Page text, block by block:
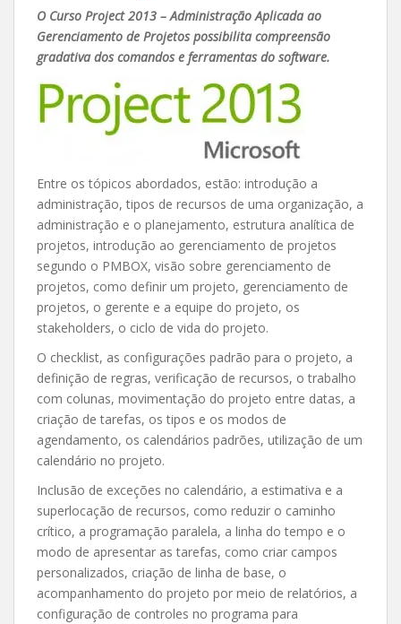
O Curso Project 2013 – Administração Aplicada ao
Gerenciamento de Projetos possibilita compreensão
gradativa dos comandos e ferramentas do software.
Entre os tópicos abordados, estão: introdução a
administração, tipos de recursos de uma organização, a
administração e o planejamento, estrutura analítica de
projetos, introdução ao gerenciamento de projetos
segundo o PMBOX, visão sobre gerenciamento de
projetos, como definir um projeto, gerenciamento de
projetos, o gerente e a equipe do projeto, os
stakeholders, o ciclo de vida do projeto.
O checklist, as configurações padrão para o projeto, a
definição de regras, verificação de recursos, o trabalho
com colunas, movimentação do projeto entre datas, a
criação de tarefas, os tipos e os modos de
agendamento, os calendários padrões, utilização de um
calendário no projeto.
Inclusão de exceções no calendário, a estimativa e a
superlocação de recursos, como reduzir o caminho
crítico, a programação paralela, a linha do tempo e o
modo de apresentar as tarefas, como criar campos
personalizados, criação de linha de base, o
acompanhamento do projeto por meio de relatórios, a
configuração de controles no programa para